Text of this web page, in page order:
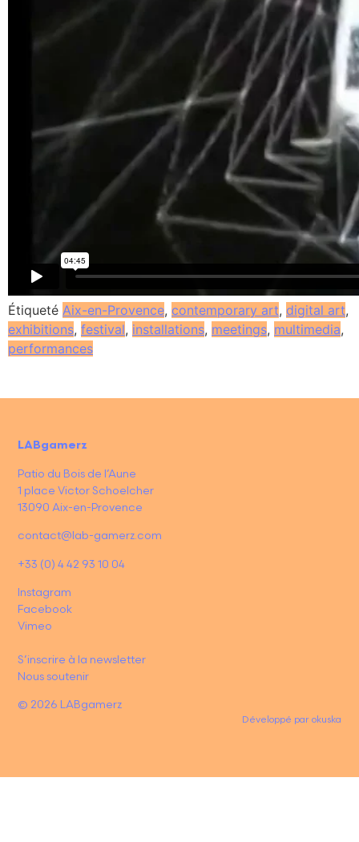
Étiqueté Aix-en-Provence, contemporary art, digital art,
exhibitions, festival, installations, meetings, multimedia,
performances
LABgamerz
Patio du Bois de l’Aune
1 place Victor Schoelcher
13090 Aix-en-Provence
contact@lab-gamerz.com
+33 (0) 4 42 93 10 04
Instagram
Facebook
Vimeo
S’inscrire à la newsletter
Nous soutenir
© 2026 LABgamerz
Développé par okuska